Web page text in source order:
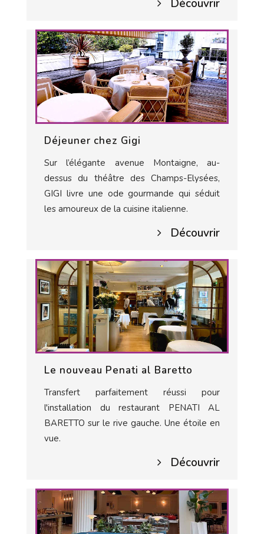
Découvrir
Déjeuner chez Gigi
Sur l’élégante avenue Montaigne, au-
dessus du théâtre des Champs-Elysées,
GIGI livre une ode gourmande qui séduit
les amoureux de la cuisine italienne.
Découvrir
Le nouveau Penati al Baretto
Transfert parfaitement réussi pour
l'installation du restaurant PENATI AL
BARETTO sur le rive gauche. Une étoile en
vue.
Découvrir